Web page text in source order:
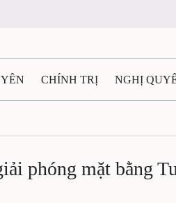
CHÍNH TRỊ NGHỊ
TÀI NGUYÊN - MÔI TRƯỜNG
phóng mặt bằng